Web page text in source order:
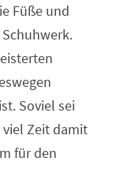
Füße und
Soviel sei
Zeit damit
für den